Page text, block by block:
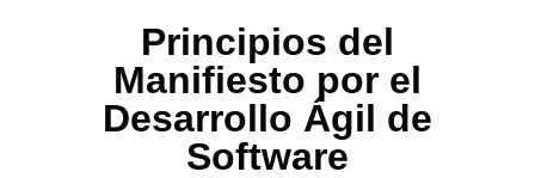
Principios del
Manifiesto por el
Desarrollo Ágil de
Software